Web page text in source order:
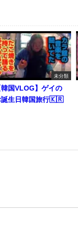
未分類
韓国VLOG】ゲイの
誕生日韓国旅行🇰🇷